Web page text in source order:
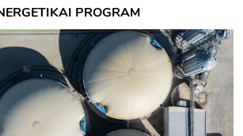
PROGRAM